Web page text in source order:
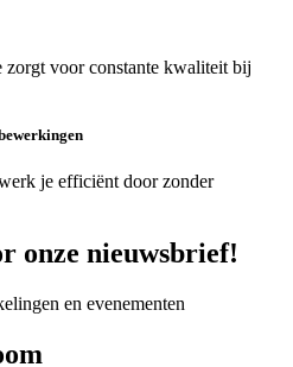
zorgt voor constante kwaliteit bij
je efficiënt door zonder
onze nieuwsbrief!
en evenementen